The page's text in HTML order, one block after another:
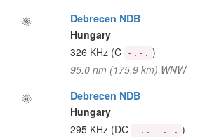
Debrecen NDB
Hungary
326 KHz (C -.-. )
95.0 nm (175.9 km) WNW
Debrecen NDB
Hungary
295 KHz (DC -.. -.-. )